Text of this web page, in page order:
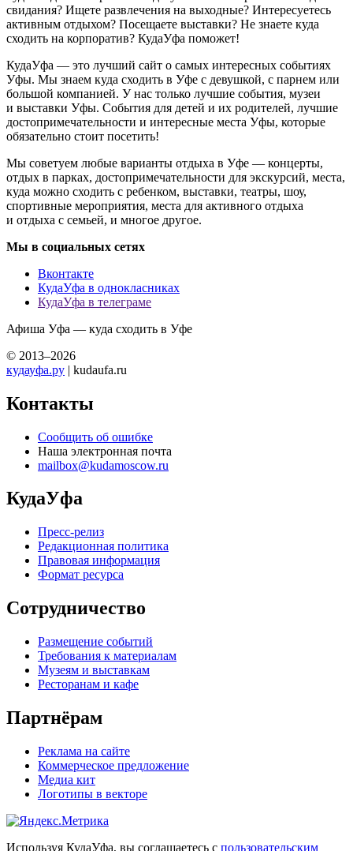
свидания? Ищете развлечения на выходные? Интересуетесь
активным отдыхом? Посещаете выставки? Не знаете куда
сходить на корпоратив? КудаУфа поможет!
КудаУфа — это лучший сайт о самых интересных событиях
Уфы. Мы знаем куда сходить в Уфе с девушкой, с парнем или
большой компанией. У нас только лучшие события, музеи
и выставки Уфы. События для детей и их родителей, лучшие
достопримечательности и интересные места Уфы, которые
обязательно стоит посетить!
Мы советуем любые варианты отдыха в Уфе — концерты,
отдых в парках, достопримечательности для экскурсий, места,
куда можно сходить с ребенком, выставки, театры, шоу,
спортивные мероприятия, места для активного отдыха
и отдыха с семьей, и многое другое.
Мы в социальных сетях
Вконтакте
КудаУфа в однокласниках
КудаУфа в телеграме
Афиша Уфа — куда сходить в Уфе
© 2013–2026
кудауфа.ру | kudaufa.ru
Контакты
Сообщить об ошибке
Наша электронная почта
mailbox@kudamoscow.ru
КудаУфа
Пресс-релиз
Редакционная политика
Правовая информация
Формат ресурса
Сотрудничество
Размещение событий
Требования к материалам
Музеям и выставкам
Ресторанам и кафе
Партнёрам
Реклама на сайте
Коммерческое предложение
Медиа кит
Логотипы в векторе
Используя КудаУфа, вы соглашаетесь с пользовательским